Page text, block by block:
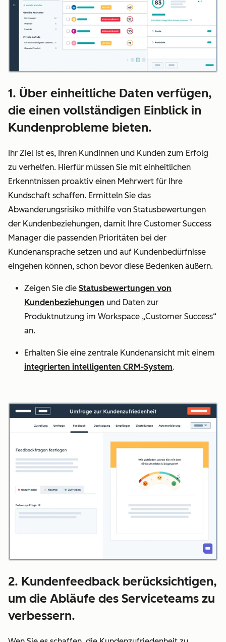
1. Über einheitliche Daten verfügen,
die einen vollständigen Einblick in
Kundenprobleme bieten.
Ihr Ziel ist es, Ihren Kundinnen und Kunden zum Erfolg
zu verhelfen. Hierfür müssen Sie mit einheitlichen
Erkenntnissen proaktiv einen Mehrwert für Ihre
Kundschaft schaffen. Ermitteln Sie das
Abwanderungsrisiko mithilfe von Statusbewertungen
der Kundenbeziehungen, damit Ihre Customer Success
Manager die passenden Prioritäten bei der
Kundenansprache setzen und auf Kundenbedürfnisse
eingehen können, schon bevor diese Bedenken äußern.
Zeigen Sie die Statusbewertungen von
Kundenbeziehungen und Daten zur
Produktnutzung im Workspace „Customer Success“
an.
Erhalten Sie eine zentrale Kundenansicht mit einem
integrierten intelligenten CRM-System.
2. Kundenfeedback berücksichtigen,
um die Abläufe des Serviceteams zu
verbessern.